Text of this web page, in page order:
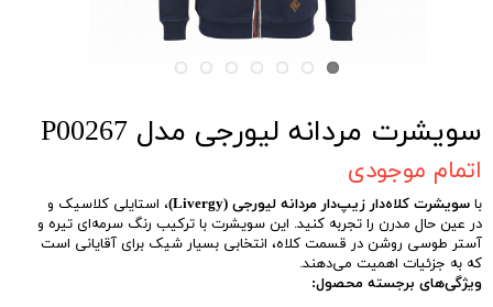
سویشرت مردانه لیورجی مدل P00267
اتمام موجودی
باسویشرت کلاه‌دار زیپ‌دار مردانه لیورجی (Livergy)
، استایلی کلاسیک و
در عین حال مدرن را تجربه کنید. این سویشرت با ترکیب رنگ سرمه‌ای تیره و
آستر طوسی روشن در قسمت کلاه، انتخابی بسیار شیک برای آقایانی است
که به جزئیات اهمیت می‌دهند.
ویژگی‌های برجسته محصول: